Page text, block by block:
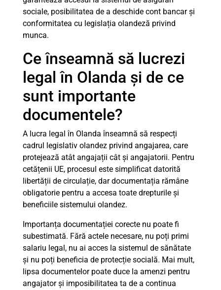
sociale, posibilitatea de a deschide cont bancar și
conformitatea cu legislația olandeză privind
munca.
Ce înseamnă să lucrezi
legal în Olanda și de ce
sunt importante
documentele?
A lucra legal în Olanda înseamnă să respecți
cadrul legislativ olandez privind angajarea, care
protejează atât angajații cât și angajatorii. Pentru
cetățenii UE, procesul este simplificat datorită
libertății de circulație, dar documentația rămâne
obligatorie pentru a accesa toate drepturile și
beneficiile sistemului olandez.
Importanța documentației corecte nu poate fi
subestimată. Fără actele necesare, nu poți primi
salariu legal, nu ai acces la sistemul de sănătate
și nu poți beneficia de protecție socială. Mai mult,
lipsa documentelor poate duce la amenzi pentru
angajator și imposibilitatea ta de a continua